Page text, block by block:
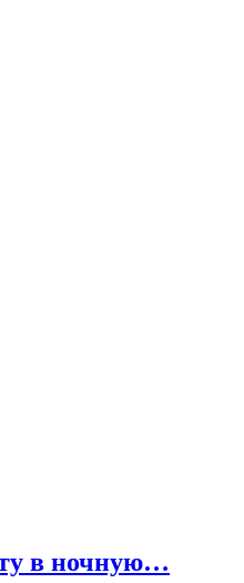
в ночную…